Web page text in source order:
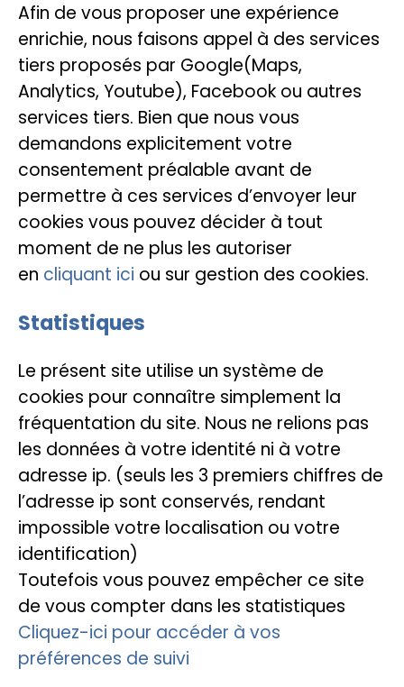
Afin de vous proposer une expérience
enrichie, nous faisons appel à des services
tiers proposés par Google(Maps,
Analytics, Youtube), Facebook ou autres
services tiers. Bien que nous vous
demandons explicitement votre
consentement préalable avant de
permettre à ces services d’envoyer leur
cookies vous pouvez décider à tout
moment de ne plus les autoriser
en cliquant ici ou sur gestion des cookies.
Statistiques
Le présent site utilise un système de
cookies pour connaître simplement la
fréquentation du site. Nous ne relions pas
les données à votre identité ni à votre
adresse ip. (seuls les 3 premiers chiffres de
l’adresse ip sont conservés, rendant
impossible votre localisation ou votre
identification)
Toutefois vous pouvez empêcher ce site
de vous compter dans les statistiques
Cliquez-ici pour accéder à vos
préférences de suivi